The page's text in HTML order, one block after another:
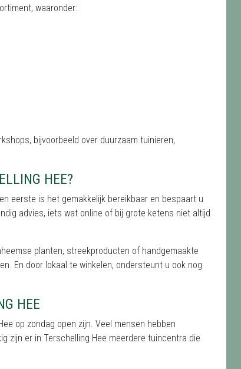
waaronder:
bijvoorbeeld over duurzaam tuinieren,
HEE?
eerste is het gemakkelijk bereikbaar en bespaart u
advies, iets wat online of bij grote ketens niet altijd
planten, streekproducten of handgemaakte
En door lokaal te winkelen, ondersteunt u ook nog
HEE
op zondag open zijn. Veel mensen hebben
zijn er in Terschelling Hee meerdere tuincentra die